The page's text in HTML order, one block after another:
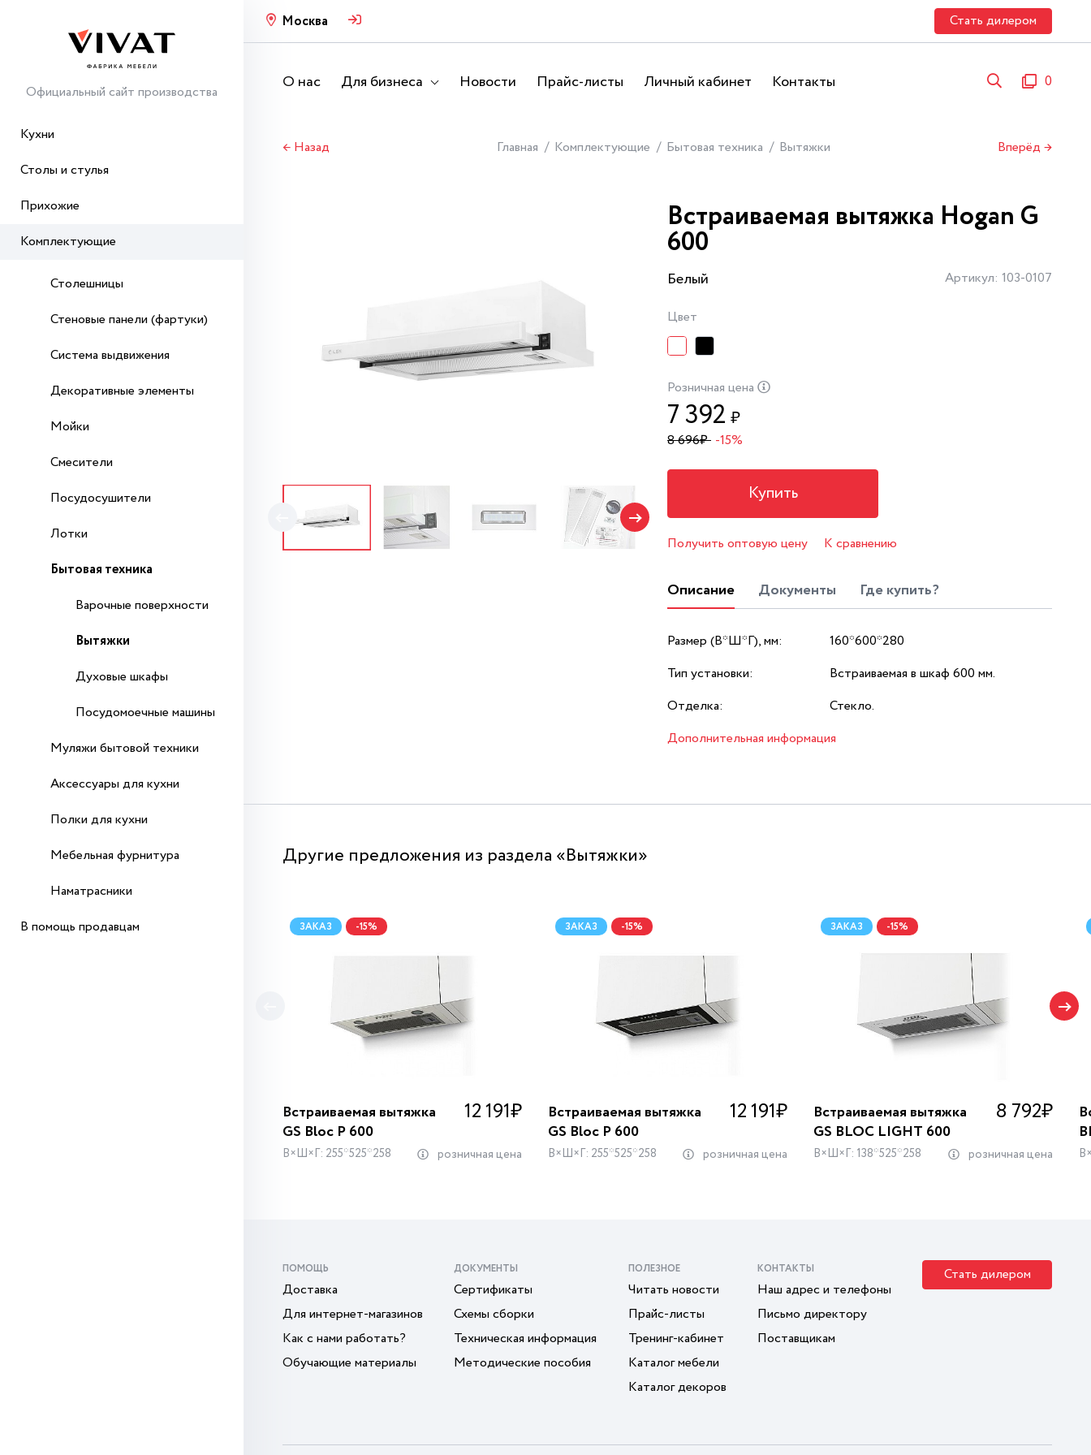
Официальный сайт производства
Кухни
Столы и стулья
Прихожие
Комплектующие
Столешницы
Стеновые панели (фартуки)
Система выдвижения
Декоративные элементы
Мойки
Смесители
Посудосушители
Лотки
Бытовая техника
Варочные поверхности
Вытяжки
Духовые шкафы
Посудомоечные машины
Муляжи бытовой техники
Аксессуары для кухни
Полки для кухни
Мебельная фурнитура
Наматрасники
В помощь продавцам
Москва Стать дилером
О нас Для бизнеса Новости Прайс-листы Личный кабинет Контакты 0
← Назад Главная Комплектующие Бытовая техника Вытяжки Вперёд →
Встраиваемая вытяжка Hogan G
600
Белый Артикул: 103-0107
Цвет
Розничная цена
7 392 ₽
8 696₽ -15%
Купить
Получить оптовую цену К сравнению
Описание Документы Где купить?
Размер (В*Ш*Г), мм:
160*600*280
Тип установки:
Встраиваемая в шкаф 600 мм.
Отделка:
Стекло.
Дополнительная информация
Другие предложения из раздела «Вытяжки»
Встраиваемая вытяжка
GS Bloc P 600
12 191₽
В×Ш×Г: 255*525*258 розничная цена
ЗАКАЗ -15%
Встраиваемая вытяжка
GS Bloc P 600
12 191₽
В×Ш×Г: 255*525*258 розничная цена
ЗАКАЗ -15%
Встраиваемая вытяжка
GS BLOC LIGHT 600
8 792₽
В×Ш×Г: 138*525*258 розничная цена
ЗАКАЗ -15%
ПОМОЩЬ
Доставка
Для интернет-магазинов
Как с нами работать?
Обучающие материалы
ДОКУМЕНТЫ
Сертификаты
Схемы сборки
Техническая информация
Методические пособия
ПОЛЕЗНОЕ
Читать новости
Прайс-листы
Тренинг-кабинет
Каталог мебели
Каталог декоров
КОНТАКТЫ
Наш адрес и телефоны
Письмо директору
Поставщикам
Стать дилером